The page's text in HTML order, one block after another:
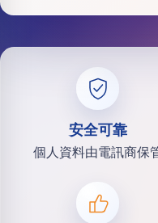
安全可靠
個人資料由電訊商保